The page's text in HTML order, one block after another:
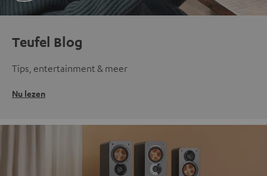
Teufel Blog
Tips, entertainment & meer
Nu lezen